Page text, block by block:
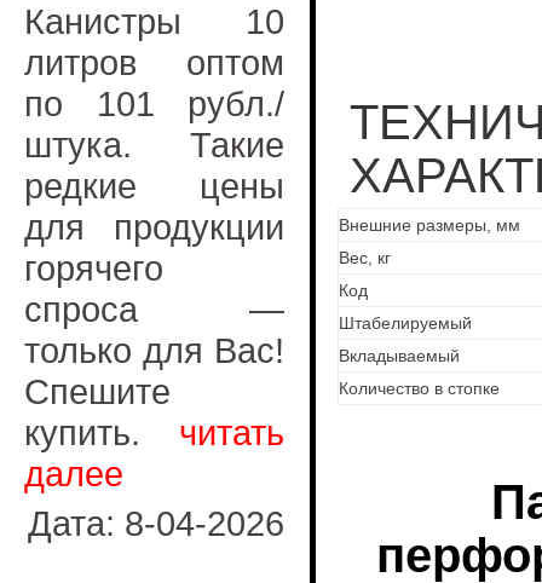
Канистры 10
литров оптом
по 101 рубл./
штука. Такие
редкие цены
для продукции
горячего
спроса —
только для Вас!
Спешите
купить. читать
далее
Дата: 8-04-2026
Внешние размеры, мм
Вес, кг
Код
Штабелируемый
Вкладываемый
Количество в стопке